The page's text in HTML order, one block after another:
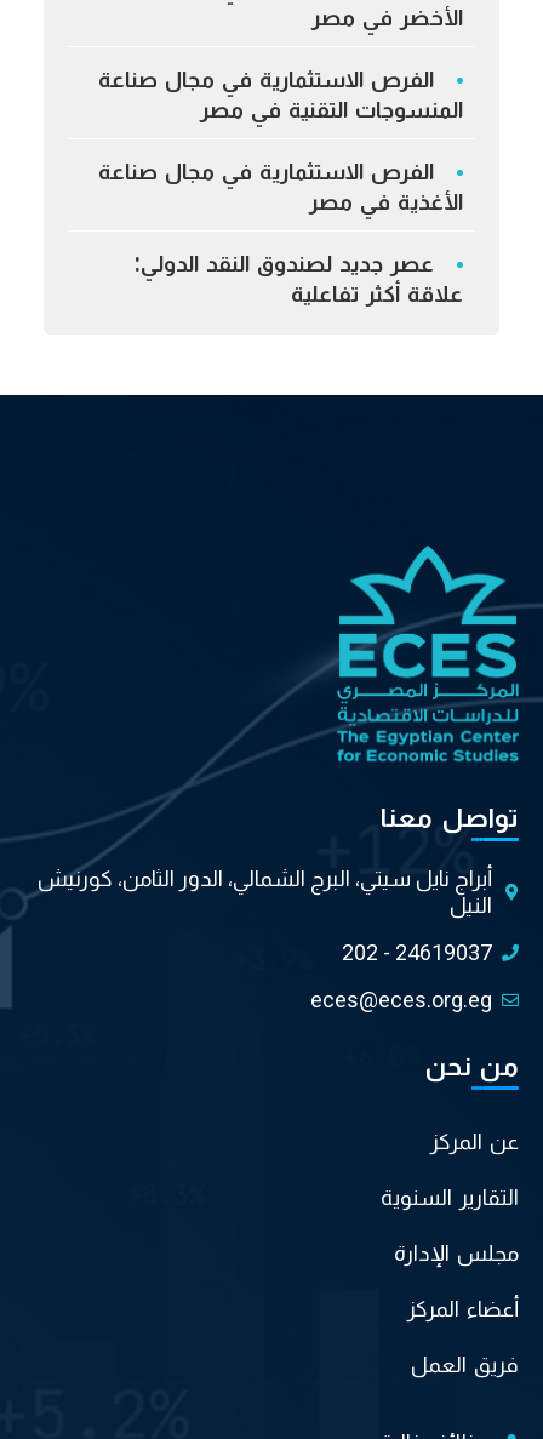
الأخضر في مصر
الفرص الاستثمارية في مجال صناعة
المنسوجات التقنية في مصر
الفرص الاستثمارية في مجال صناعة
الأغذية في مصر
عصر جديد لصندوق النقد الدولي:
علاقة أكثر تفاعلية
تواصل معنا
أبراج نايل سيتي، البرج الشمالي، الدور الثامن، كورنيش
النيل
202 - 24619037
eces@eces.org.eg
من نحن
عن المركز
التقارير السنوية
مجلس الإدارة
أعضاء المركز
فريق العمل